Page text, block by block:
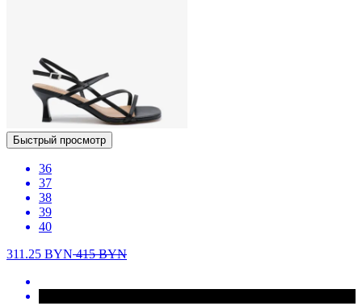
Быстрый просмотр
36
37
38
39
40
311.25 BYN415BYN